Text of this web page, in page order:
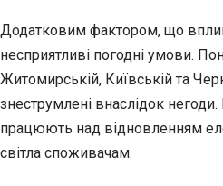
Додатковим фактором, що
несприятливі погодні умови.
Житомирській, Київській та
знеструмлені внаслідок
працюють над відновленням
світла споживачам.